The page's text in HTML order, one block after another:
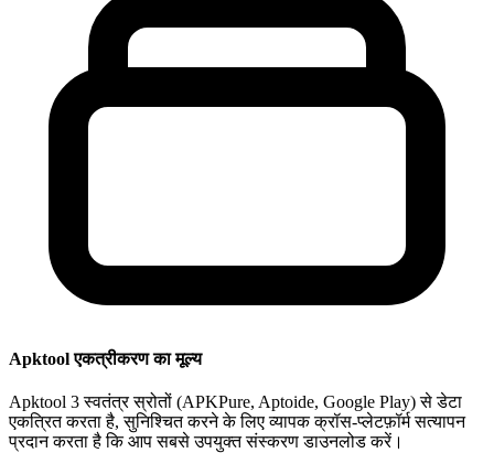
Apktool एकत्रीकरण का मूल्य
Apktool 3 स्वतंत्र स्रोतों (APKPure, Aptoide, Google Play) से डेटा
एकत्रित करता है, सुनिश्चित करने के लिए व्यापक क्रॉस-प्लेटफ़ॉर्म सत्यापन
प्रदान करता है कि आप सबसे उपयुक्त संस्करण डाउनलोड करें।